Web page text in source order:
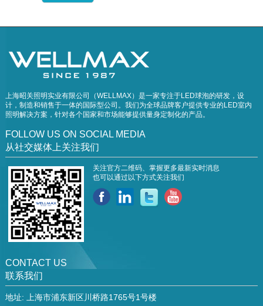
上海昭关照明实业有限公司（WELLMAX）是一家专注于LED球泡的研发，设
计，制造和销售于一体的国际型公司。我们为全球品牌客户提供专业的LED室内
照明解决方案，针对各个国家和市场能够提供量身定制化的产品。
FOLLOW US ON SOCIAL MEDIA
从社交媒体上关注我们
关注官方二维码、掌握更多最新实时消息
也可以通过以下方式关注我们
CONTACT US
联系我们
地址: 上海市浦东新区川桥路1765号1号楼